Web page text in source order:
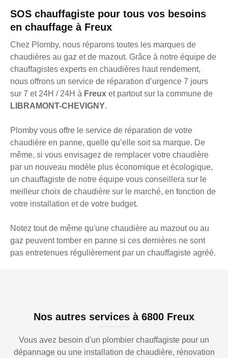
SOS chauffagiste pour tous vos besoins
en chauffage à Freux
Chez Plomby, nous réparons toutes les marques de
chaudières au gaz et de mazout. Grâce à notre équipe de
chauffagistes experts en chaudières haut rendement,
nous offrons un service de réparation d’urgence 7 jours
sur 7 et 24H / 24H à Freux et partout sur la commune de
LIBRAMONT-CHEVIGNY.
Plomby vous offre le service de réparation de votre
chaudière en panne, quelle qu’elle soit sa marque. De
même, si vous envisagez de remplacer votre chaudière
par un nouveau modèle plus économique et écologique,
un chauffagiste de notre équipe vous conseillera sur le
meilleur choix de chaudière sur le marché, en fonction de
votre installation et de votre budget.
Notez tout de même qu'une chaudière au mazout ou au
gaz peuvent tomber en panne si ces dernières ne sont
pas entretenues régulièrement par un chauffagiste agréé.
Nos autres services à 6800 Freux
Vous avez besoin d'un plombier chauffagiste pour un
dépannage ou une installation de chaudière, rénovation